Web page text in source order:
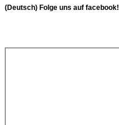
(Deutsch) Folge uns auf facebook!